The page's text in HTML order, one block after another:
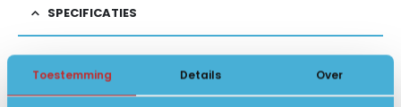
Toestemming Details Over
SPECIFICATIES
MERK Overig